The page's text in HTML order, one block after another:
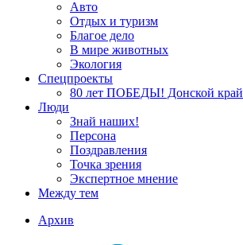
Авто
Отдых и туризм
Благое дело
В мире животных
Экология
Спецпроекты
80 лет ПОБЕДЫ! Донской край
Люди
Знай наших!
Персона
Поздравления
Точка зрения
Экспертное мнение
Между тем
Архив